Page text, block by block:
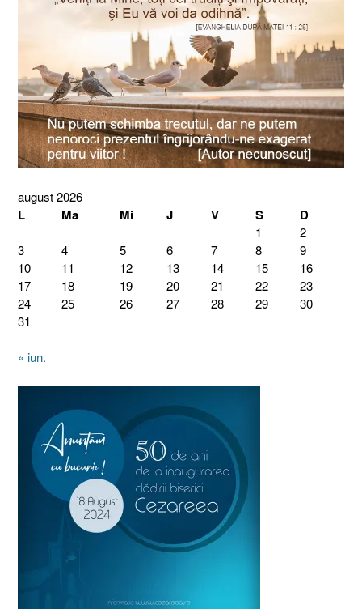
august 2026
L Ma Mi J V S D
1
2
3
4 5 6 7 8
9
10
11 12 13 14 15
16
17
18 19 20 21 22
23
24
25 26 27 28 29
30
31
« iun.